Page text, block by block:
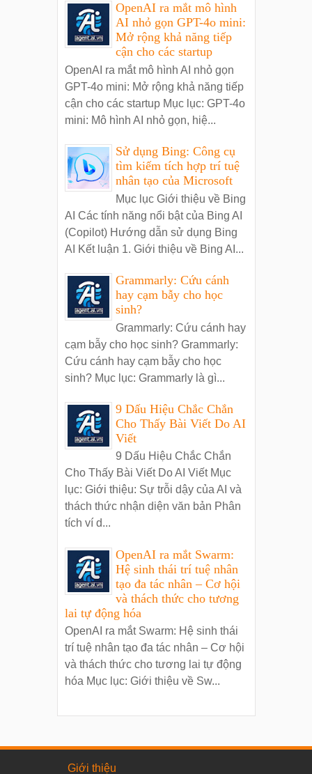
OpenAI ra mắt mô hình
AI nhỏ gọn GPT-4o mini:
Mở rộng khả năng tiếp
cận cho các startup
OpenAI ra mắt mô hình AI nhỏ gọn
GPT-4o mini: Mở rộng khả năng tiếp
cận cho các startup Mục lục: GPT-4o
mini: Mô hình AI nhỏ gọn, hiệ...
Sử dụng Bing: Công cụ
tìm kiếm tích hợp trí tuệ
nhân tạo của Microsoft
Mục lục Giới thiệu về Bing
AI Các tính năng nổi bật của Bing AI
(Copilot) Hướng dẫn sử dụng Bing
AI Kết luận 1. Giới thiệu về Bing AI...
Grammarly: Cứu cánh
hay cạm bẫy cho học
sinh?
Grammarly: Cứu cánh hay
cạm bẫy cho học sinh? Grammarly:
Cứu cánh hay cạm bẫy cho học
sinh? Mục lục: Grammarly là gì...
9 Dấu Hiệu Chắc Chắn
Cho Thấy Bài Viết Do AI
Viết
9 Dấu Hiệu Chắc Chắn
Cho Thấy Bài Viết Do AI Viết Mục
lục: Giới thiệu: Sự trỗi dậy của AI và
thách thức nhận diện văn bản Phân
tích ví d...
OpenAI ra mắt Swarm:
Hệ sinh thái trí tuệ nhân
tạo đa tác nhân – Cơ hội
và thách thức cho tương
lai tự động hóa
OpenAI ra mắt Swarm: Hệ sinh thái
trí tuệ nhân tạo đa tác nhân – Cơ hội
và thách thức cho tương lai tự động
hóa Mục lục: Giới thiệu về Sw...
Giới thiệu